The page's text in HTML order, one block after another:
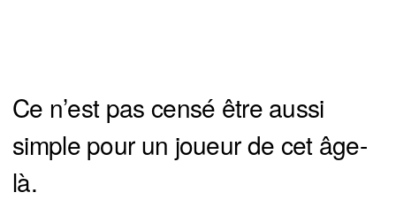
Ce n’est pas censé être aussi
simple pour un joueur de cet âge-
là.